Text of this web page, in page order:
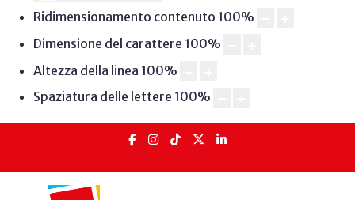
Ridimensionamento contenuto 100%
Dimensione del carattere 100%
Altezza della linea 100%
Spaziatura delle lettere 100%